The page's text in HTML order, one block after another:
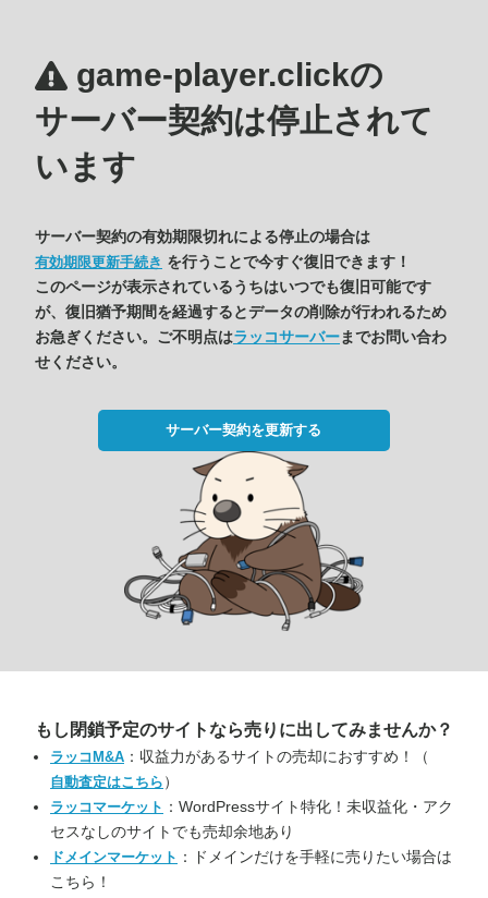
game-player.clickの
サーバー契約は停止されて
います
サーバー契約の有効期限切れによる停止の場合は
有効期限更新手続き を行うことで今すぐ復旧できます！
このページが表示されているうちはいつでも復旧可能です
が、復旧猶予期間を経過するとデータの削除が行われるため
お急ぎください。ご不明点はラッコサーバーまでお問い合わ
せください。
サーバー契約を更新する
もし閉鎖予定のサイトなら売りに出してみませんか？
ラッコM&A ：収益力があるサイトの売却におすすめ！（
自動査定はこちら ）
ラッコマーケット ：WordPressサイト特化！未収益化・アク
セスなしのサイトでも売却余地あり
ドメインマーケット ：ドメインだけを手軽に売りたい場合は
こちら！